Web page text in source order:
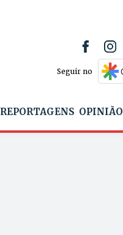
Seguir no
REPORTAGENS OPINIÃO